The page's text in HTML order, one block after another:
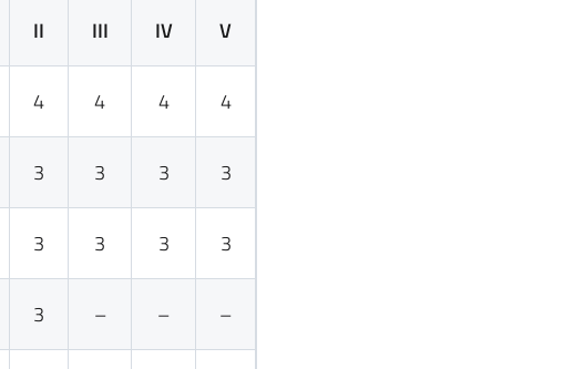
II III IV V
4 4 4 4
3 3 3 3
3 3 3 3
3 – – –